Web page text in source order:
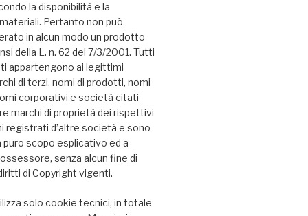
la disponibilità e la
Pertanto non può
in alcun modo un prodotto
della L. n. 62 del 7/3/2001. Tutti
appartengono ai legittimi
di terzi, nomi di prodotti, nomi
corporativi e società citati
marchi di proprietà dei rispettivi
registrati d’altre società e sono
scopo esplicativo ed a
senza alcun fine di
di Copyright vigenti.
solo cookie tecnici, in totale